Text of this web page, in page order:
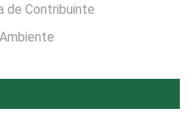
de Contribuinte